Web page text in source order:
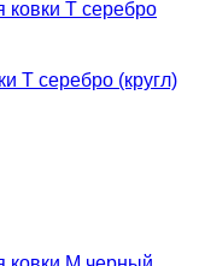
T серебро (кругл)